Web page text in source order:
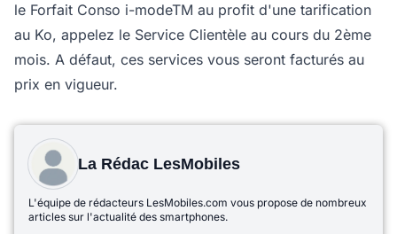
le Forfait Conso i-modeTM au profit d'une tarification
au Ko, appelez le Service Clientèle au cours du 2ème
mois. A défaut, ces services vous seront facturés au
prix en vigueur.
La Rédac LesMobiles
L'équipe de rédacteurs LesMobiles.com vous propose de nombreux
articles sur l'actualité des smartphones.